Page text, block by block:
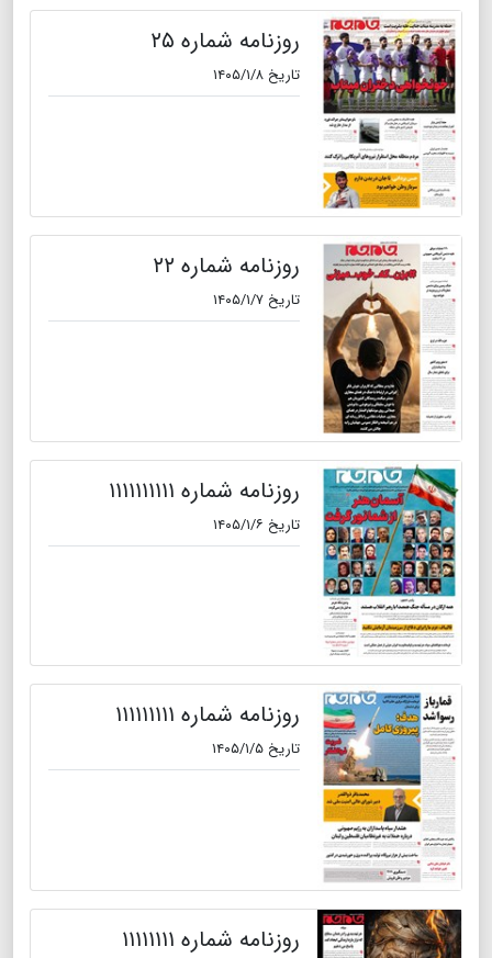
روزنامه شماره ۲۵
تاریخ ۱۴۰۵/۱/۸
روزنامه شماره ۲۲
تاریخ ۱۴۰۵/۱/۷
روزنامه شماره ۱۱۱۱۱۱۱۱۱۱
تاریخ ۱۴۰۵/۱/۶
روزنامه شماره ۱۱۱۱۱۱۱۱۱
تاریخ ۱۴۰۵/۱/۵
روزنامه شماره ۱۱۱۱۱۱۱۱